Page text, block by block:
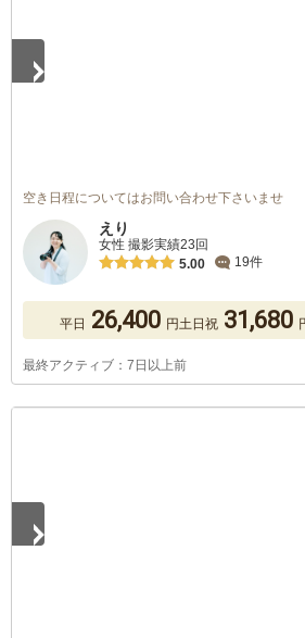
空き日程についてはお問い合わせ下さいませ
えり
女性 撮影実績23回
5.00
19件
平日 26,400 円土日祝 31,680
最終アクティブ：7日以上前